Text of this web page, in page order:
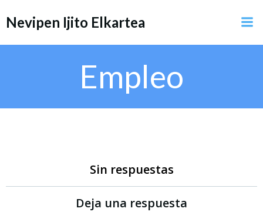
al
Nevipen Ijito Elkartea
Empleo
Sin respuestas
Deja una respuesta